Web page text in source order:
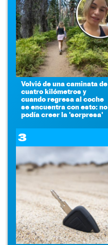
Volvió de una caminata de
cuatro kilómetros y
cuando regresa al coche
se encuentra con esto: no
podía creer la 'sorpresa'
3